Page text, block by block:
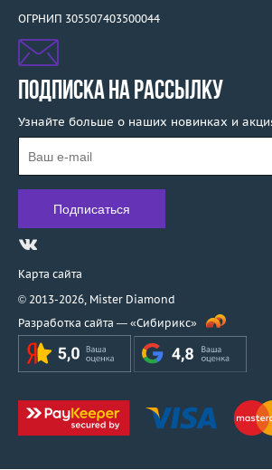
ОГРНИП 305507403500044
ПОДПИСКА НА РАССЫЛКУ
Узнайте больше о наших новинках и
Карта сайта
© 2013-2026, Mister Diamond
Разработка сайта — «Сибирикс»